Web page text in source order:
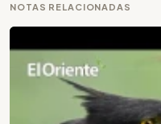
NOTAS RELACIONADAS